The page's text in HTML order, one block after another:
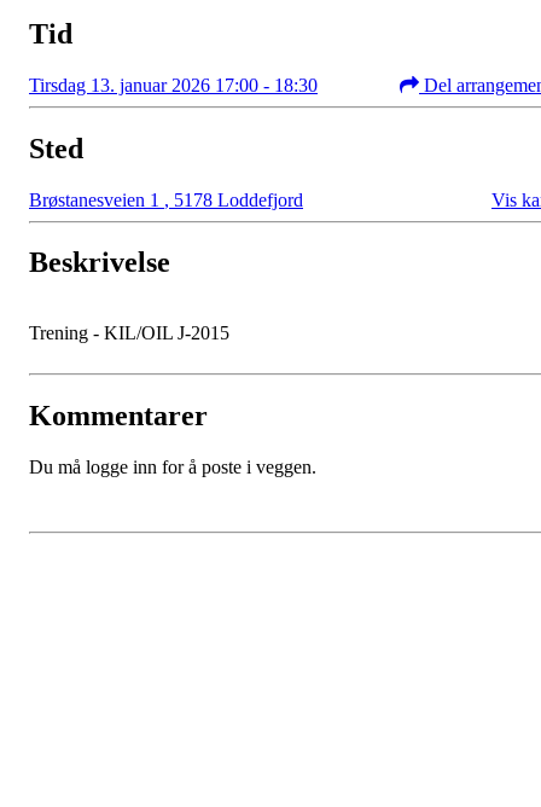
Tid
Tirsdag 13. januar 2026 17:00 - 18:30 Del
Sted
Brøstanesveien 1 , 5178 Loddefjord Vis
Beskrivelse
Trening - KIL/OIL J-2015
Kommentarer
Du må logge inn for å poste i veggen.